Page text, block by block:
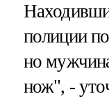
полиции
но
нож", -